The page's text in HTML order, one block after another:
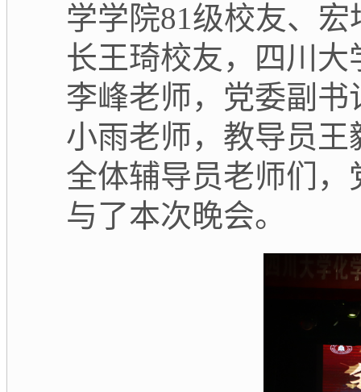
学学院81级校友、
长王琦校友，四川
李峰老师，党委副
小雨老师，教导员
全体辅导员老师们
与了本次晚会。